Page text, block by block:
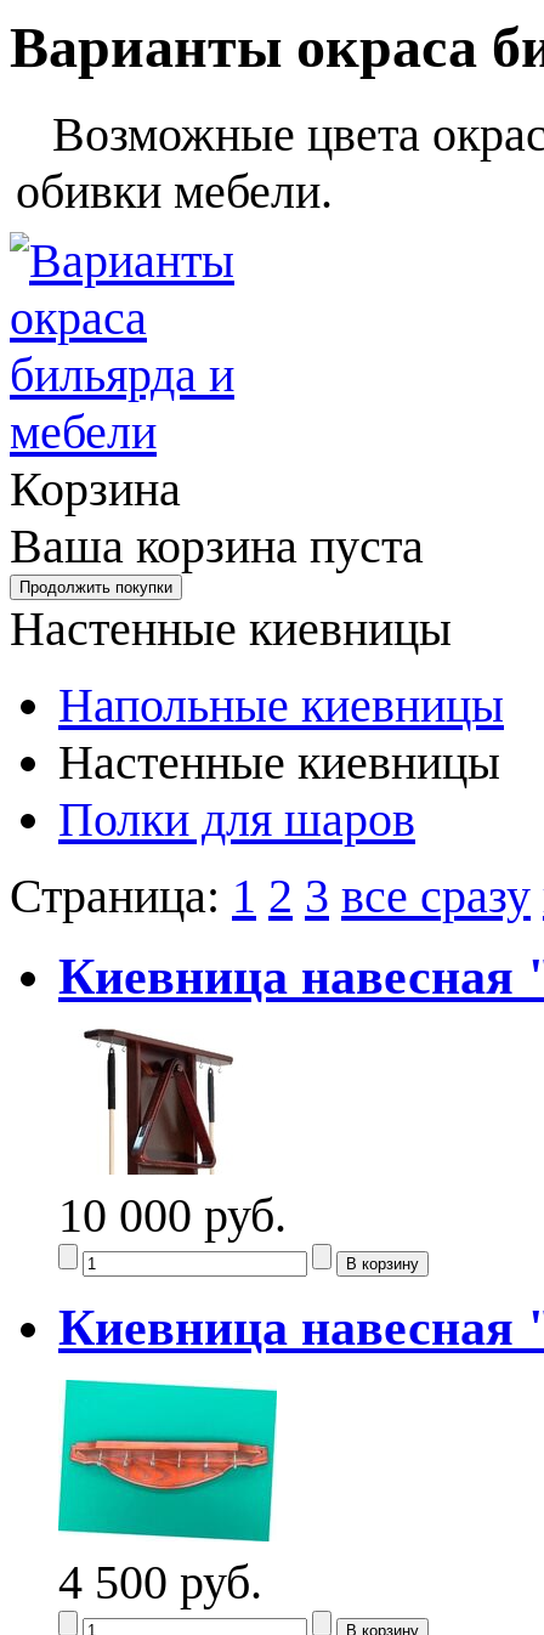
Варианты окраса
Возможные цвета
обивки мебели.
Корзина
Ваша корзина пуста
Настенные киевницы
Напольные киевницы
Настенные киевницы
Полки для шаров
Страница: 1 2 3 все сразу
Киевница
10 000 руб.
Киевница
4 500 руб.